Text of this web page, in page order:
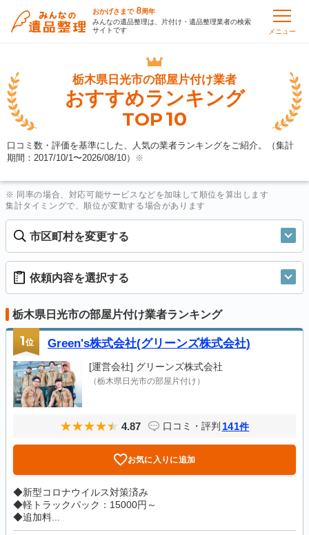
おかげさまで 8周年
みんなの遺品整理は、片付け・遺品整理業者の検索
サイトです
メニュー
栃木県日光市の部屋片付け業者
おすすめランキング
TOP10
口コミ数・評価を基準にした、人気の業者ランキングをご紹介。（集計
期間：2017/10/1〜2026/08/10） ※
※ 同率の場合、対応可能サービスなどを加味して順位を算出します
集計タイミングで、順位が変動する場合があります
市区町村を変更する
依頼内容を選択する
栃木県日光市の部屋片付け業者ランキング
1位 Green's株式会社(グリーンズ株式会社)
[運営会社] グリーンズ株式会社
（栃木県日光市の部屋片付け）
4.87 口コミ・評判 141件
お気に入りに追加
◆新型コロナウイルス対策済み
◆軽トラックパック：15000円～
◆追加料...